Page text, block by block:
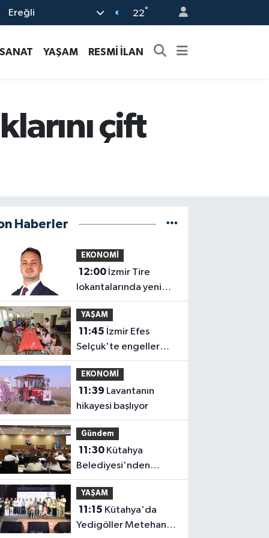
Ereğli 22°
YAŞAM RESMİ İLAN
çift
Haberler
EKONOMİ
12:00
lokantalarında yeni
dönem başlıyor
YAŞAM
11:45
Selçuk'te engeller
atölyelerle aşılıyor
EKONOMİ
11:39
hikayesi başlıyor
Gündem
11:30
Belediyesi'nden
amatör spor
kulüplerine tam
destek
YAŞAM
11:15
Yedigöller Metehan